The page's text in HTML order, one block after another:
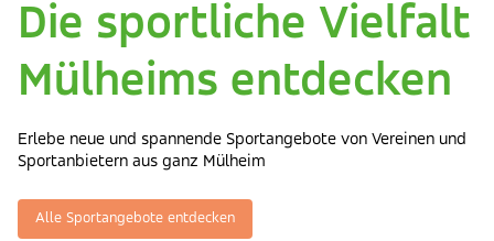
Die sportliche Vielfalt
Mülheims entdecken
Erlebe neue und spannende Sportangebote von Vereinen und
Sportanbietern aus ganz Mülheim
Alle Sportangebote entdecken